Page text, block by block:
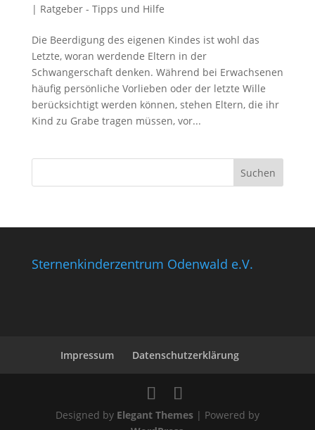
| Ratgeber - Tipps und Hilfe
Die Beerdigung des eigenen Kindes ist wohl das
Letzte, woran werdende Eltern in der
Schwangerschaft denken. Während bei Erwachsenen
häufig persönliche Vorlieben oder der letzte Wille
berücksichtigt werden können, stehen Eltern, die ihr
Kind zu Grabe tragen müssen, vor...
Sternenkinderzentrum Odenwald e.V.
Impressum Datenschutzerklärung
Designed by Elegant Themes| Powered by